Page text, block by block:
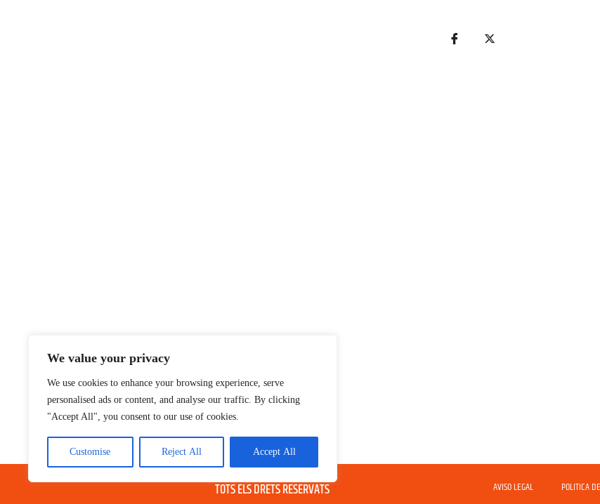
We value your privacy
We use cookies to enhance your browsing experience, serve
personalised ads or content, and analyse our traffic. By clicking
"Accept All", you consent to our use of cookies.
Customise Reject All Accept All
® GRUP TELEVISIO 2022.
TOTS ELS DRETS RESERVATS AVISO LEGAL POLITICA